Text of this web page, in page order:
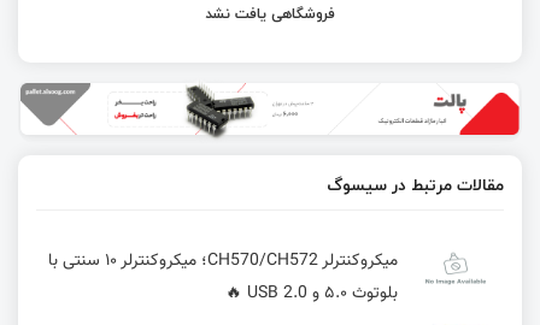
فروشگاهی یافت نشد
مقالات مرتبط در سیسوگ
میکروکنترلر CH570/CH572؛ میکروکنترلر ۱۰ سنتی با
بلوتوث ۵.۰ و USB 2.0 🔥